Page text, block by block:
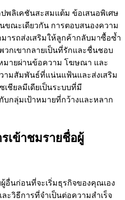
พลิเคชันสะสมแต้ม ข้อเสนอพิเศษ
ขณะเดียวกัน การตอบสนองความ
ารถส่งเสริมให้ลูกค้ากลับมาซื้อซ้ำ
วกเขากลายเป็นที่รักและชื่นชอบ
มายผ่านข้อความ โฆษณา และ
ามสัมพันธ์ที่แน่นแฟ้นและส่งเสริม
ชียลมีเดียเป็นระบบที่มี
กลุ่มเป้าหมายที่กว้างและหลาก
เข้าชมรายชื่อผู้
อื่นก่อนที่จะเริ่มธุรกิจของคุณเอง
ะวิธีการที่จำเป็นต่อความสำเร็จ